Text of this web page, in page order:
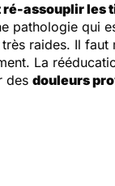
assouplir les
pathologie qui
raides. Il faut
La
des douleurs